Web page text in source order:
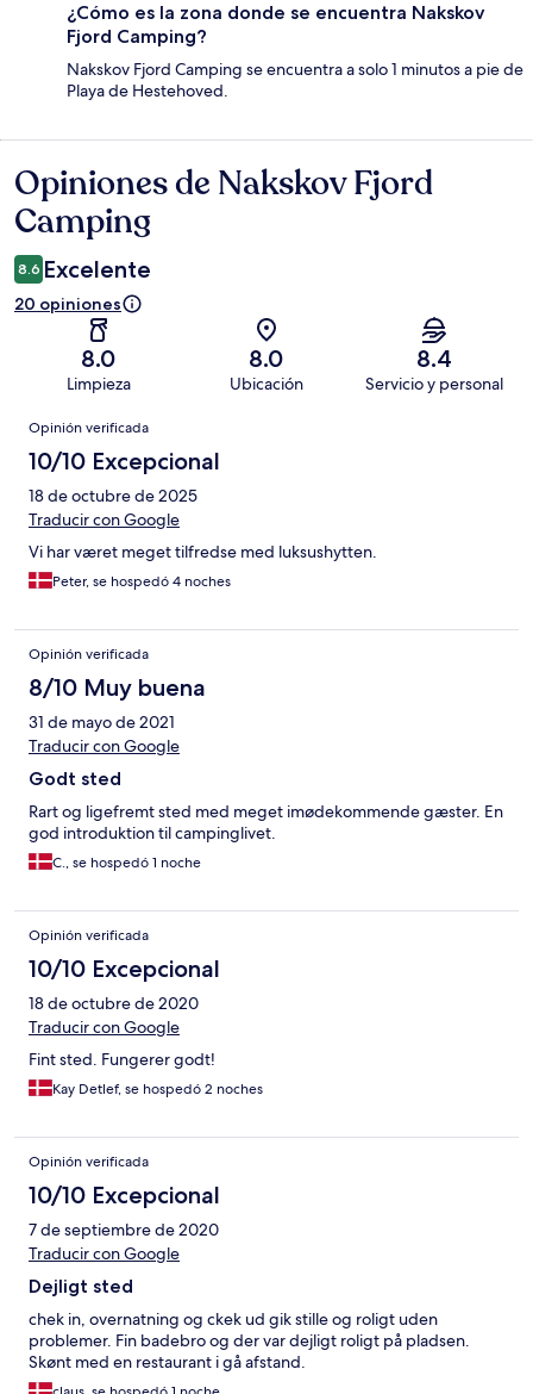
¿Cómo es la zona donde se encuentra Nakskov
Fjord Camping?
Nakskov Fjord Camping se encuentra a solo 1 minutos a pie de
Playa de Hestehoved.
Opiniones
Opiniones de Nakskov Fjord
Camping
8.6 Excelente
20 opiniones
8.0
Limpieza
8.0
Ubicación
8.4
Servicio y personal
Opiniones
Opinión verificada
10/10 Excepcional
18 de octubre de 2025
Traducir con Google
Vi har været meget tilfredse med luksushytten.
Peter, se hospedó 4 noches
Opinión verificada
8/10 Muy buena
31 de mayo de 2021
Traducir con Google
Godt sted
Rart og ligefremt sted med meget imødekommende gæster. En
god introduktion til campinglivet.
C., se hospedó 1 noche
Opinión verificada
10/10 Excepcional
18 de octubre de 2020
Traducir con Google
Fint sted. Fungerer godt!
Kay Detlef, se hospedó 2 noches
Opinión verificada
10/10 Excepcional
7 de septiembre de 2020
Traducir con Google
Dejligt sted
chek in, overnatning og ckek ud gik stille og roligt uden
problemer. Fin badebro og der var dejligt roligt på pladsen.
Skønt med en restaurant i gå afstand.